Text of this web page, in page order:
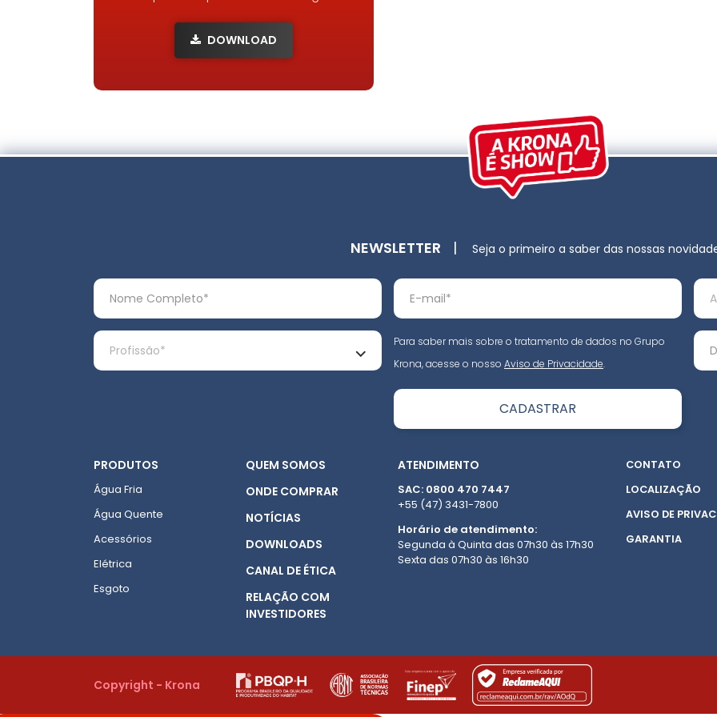
DOWNLOAD
NEWSLETTER | Seja o primeiro a saber das nossas
Para saber mais sobre o tratamento de dados no Grupo
Krona, acesse o nosso Aviso de Privacidade.
PRODUTOS
Água Fria
Água Quente
Acessórios
Elétrica
Esgoto
QUEM SOMOS
ONDE COMPRAR
NOTÍCIAS
DOWNLOADS
CANAL DE ÉTICA
RELAÇÃO COM
INVESTIDORES
ATENDIMENTO
SAC: 0800 470 7447
+55 (47) 3431-7800
Horário de atendimento:
Segunda à Quinta das 07h30 às 17h30
Sexta das 07h30 às 16h30
CONTATO
LOCALIZAÇÃO
AVISO DE
GARANTIA
Copyright - Krona